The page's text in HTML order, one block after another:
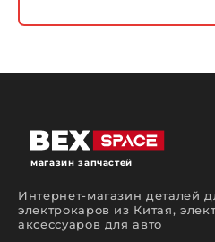
магазин запчастей
Интернет-магазин деталей
электрокаров из Китая,
аксессуаров для авто